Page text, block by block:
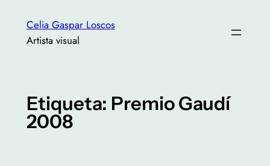
contenido
Celia Gaspar Loscos
Artista visual
Etiqueta: Premio Gaudí
2008